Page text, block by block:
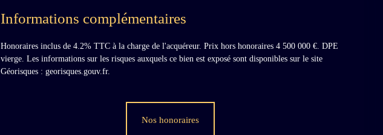
Informations complémentaires
Honoraires inclus de 4.2% TTC à la charge de l'acquéreur. Prix hors honoraires 4 500 000 €. DPE
vierge. Les informations sur les risques auxquels ce bien est exposé sont disponibles sur le site
Géorisques : georisques.gouv.fr.
Nos honoraires